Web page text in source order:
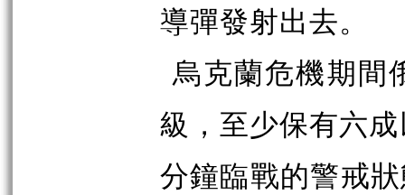
導彈發射出去。
烏克蘭危機期間
級，至少保有六
分鐘臨戰的警戒